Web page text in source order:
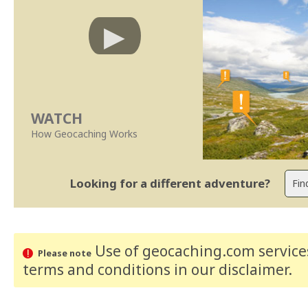
WATCH
How Geocaching Works
Looking for a different adventure?
Please noteUse of geocaching.com
terms and conditions in our disclaimer.